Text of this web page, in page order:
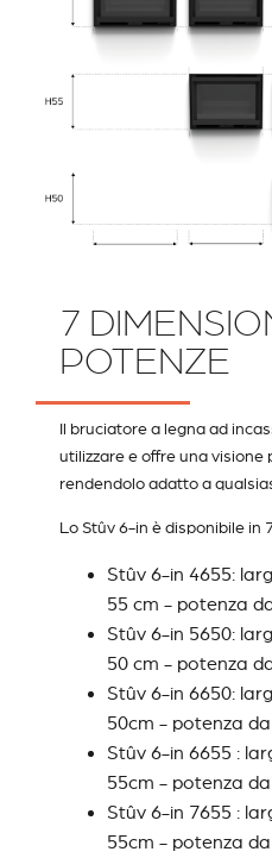
7
POTENZE
Il bruciatore a legna ad
utilizzare e offre una visione
rendendolo adatto a
Lo Stûv 6-in è disponibile in
Stûv 6-in 4655:
55 cm - potenza
Stûv 6-in 5650:
50 cm - potenza
Stûv 6-in 6650:
50cm - potenza
Stûv 6-in 6655 :
55cm - potenza
Stûv 6-in 7655 :
55cm - potenza